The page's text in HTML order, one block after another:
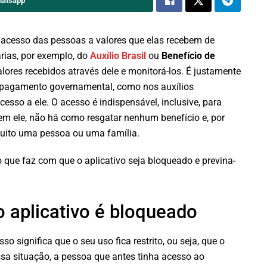
das pessoas a valores que elas recebem de
por exemplo, do Auxílio Brasil ou Benefício de
recebidos através dele e monitorá-los. É justamente
governamental, como nos auxílios
a ele. O acesso é indispensável, inclusive, para
ele, não há como resgatar nenhum benefício e, por
uma pessoa ou uma família.
faz com que o aplicativo seja bloqueado e previna-
aplicativo é bloqueado
significa que o seu uso fica restrito, ou seja, que o
situação, a pessoa que antes tinha acesso ao